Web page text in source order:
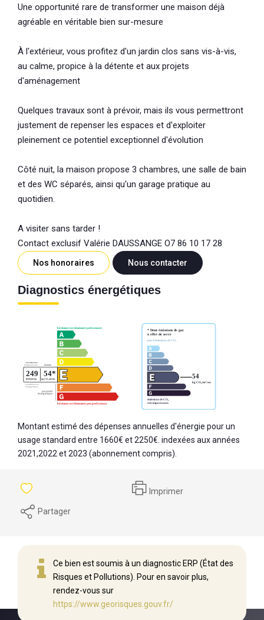
Une opportunité rare de transformer une maison déjà
agréable en véritable bien sur-mesure
À l'extérieur, vous profitez d'un jardin clos sans vis-à-vis,
au calme, propice à la détente et aux projets
d'aménagement
Quelques travaux sont à prévoir, mais ils vous permettront
justement de repenser les espaces et d'exploiter
pleinement ce potentiel exceptionnel d'évolution
Côté nuit, la maison propose 3 chambres, une salle de bain
et des WC séparés, ainsi qu'un garage pratique au
quotidien.
A visiter sans tarder !
Contact exclusif Valérie DAUSSANGE O7 86 10 17 28
Nos honoraires Nous contacter
Diagnostics énergétiques
Montant estimé des dépenses annuelles d'énergie pour un
usage standard entre 1660€ et 2250€. indexées aux années
2021,2022 et 2023 (abonnement compris).
Imprimer
Partager
Ce bien est soumis à un diagnostic ERP (État des
Risques et Pollutions). Pour en savoir plus,
rendez-vous sur
https://www.georisques.gouv.fr/